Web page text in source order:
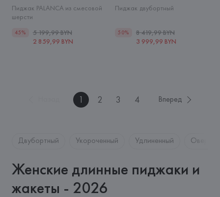
Пиджак PALANCA из смесовой
шерсти
45%
5 199,99 BYN
2 859,99 BYN
Пиджак двубортный
50%
8 419,99 BYN
3 999,99 BYN
1 2 3 4 Вперед
Двубортный Укороченный Удлиненный
Женские длинные пиджаки и
жакеты - 2026